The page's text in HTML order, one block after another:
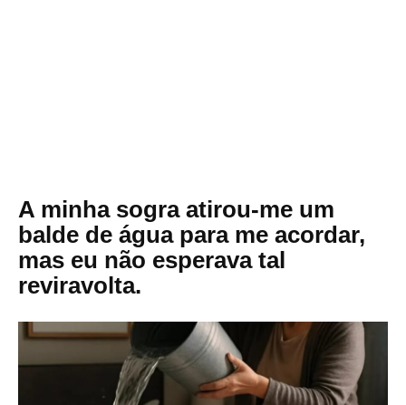
A minha sogra atirou-me um
balde de água para me acordar,
mas eu não esperava tal
reviravolta.